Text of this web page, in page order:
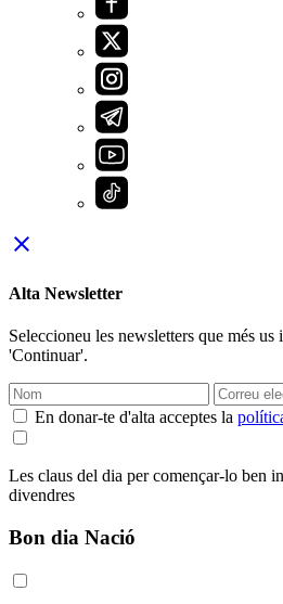
close
Alta Newsletter
Seleccioneu les newsletters que més us
'Continuar'.
En donar-te d'alta acceptes la
Les claus del dia per començar-lo ben
divendres
Bon dia Nació